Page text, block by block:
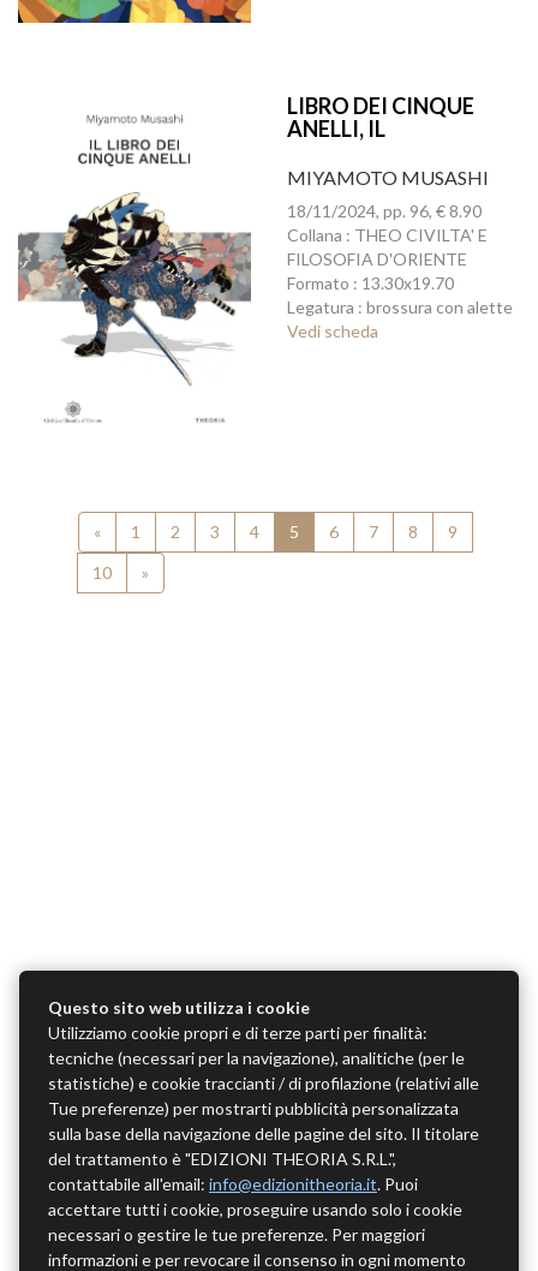
LIBRO DEI CINQUE
ANELLI, IL
MIYAMOTO MUSASHI
18/11/2024, pp. 96, € 8.90
Collana : THEO CIVILTA' E
FILOSOFIA D'ORIENTE
Formato : 13.30x19.70
Legatura : brossura con alette
Vedi scheda
« 1 2 3 4 5 6 7 8
9
10
»
Questo sito web utilizza i cookie
Utilizziamo cookie propri e di terze parti per finalità:
tecniche (necessari per la navigazione), analitiche (per le
statistiche) e cookie traccianti / di profilazione (relativi alle
Tue preferenze) per mostrarti pubblicità personalizzata
sulla base della navigazione delle pagine del sito. Il titolare
del trattamento è "EDIZIONI THEORIA S.R.L.",
contattabile all'email: info@edizionitheoria.it. Puoi
accettare tutti i cookie, proseguire usando solo i cookie
necessari o gestire le tue preferenze. Per maggiori
informazioni e per revocare il consenso in ogni momento